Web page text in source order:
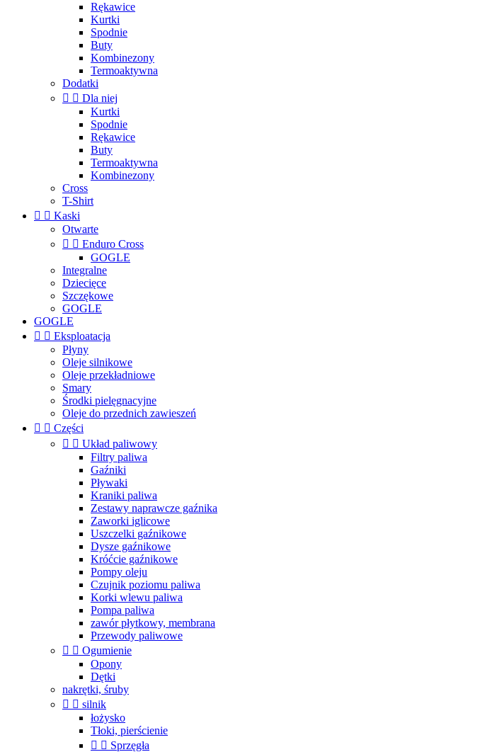
Rękawice
Kurtki
Spodnie
Buty
Kombinezony
Termoaktywna
Dodatki
  Dla niej
Kurtki
Spodnie
Rękawice
Buty
Termoaktywna
Kombinezony
Cross
T-Shirt
  Kaski
Otwarte
  Enduro Cross
GOGLE
Integralne
Dziecięce
Szczękowe
GOGLE
GOGLE
  Eksploatacja
Płyny
Oleje silnikowe
Oleje przekładniowe
Smary
Środki pielęgnacyjne
Oleje do przednich zawieszeń
  Części
  Układ paliwowy
Filtry paliwa
Gaźniki
Pływaki
Kraniki paliwa
Zestawy naprawcze gaźnika
Zaworki iglicowe
Uszczelki gaźnikowe
Dysze gaźnikowe
Króćcie gaźnikowe
Pompy oleju
Czujnik poziomu paliwa
Korki wlewu paliwa
Pompa paliwa
zawór płytkowy, membrana
Przewody paliwowe
  Ogumienie
Opony
Dętki
nakrętki, śruby
  silnik
łożysko
Tłoki, pierścienie
  Sprzęgła